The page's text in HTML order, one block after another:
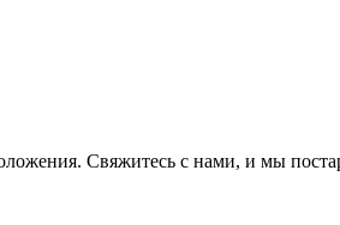
Свяжитесь с нами, и мы